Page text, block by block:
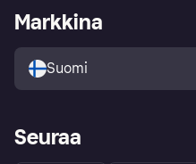
Tutustu kauppoihin
Ostajan turva
Kirjaudu sisään yrityksenä
Markkina
Suomi
Seuraa